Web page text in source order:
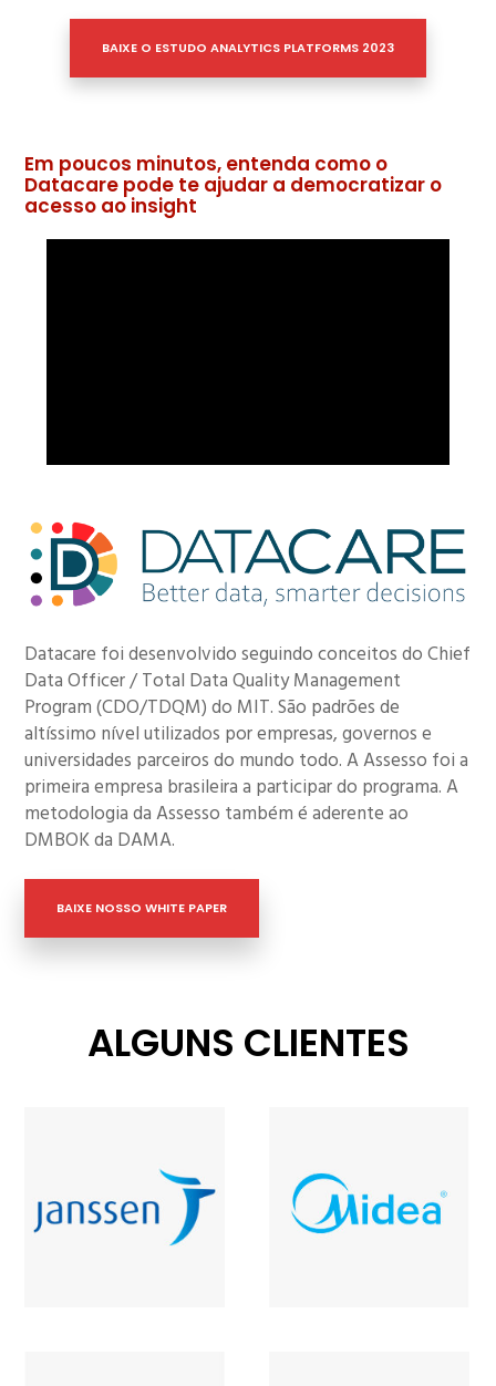
BAIXE O ESTUDO ANALYTICS PLATFORMS 2023
Em poucos minutos, entenda como o
Datacare pode te ajudar a democratizar o
acesso ao insight
Datacare foi desenvolvido seguindo conceitos do Chief
Data Officer / Total Data Quality Management
Program (CDO/TDQM) do MIT. São padrões de
altíssimo nível utilizados por empresas, governos e
universidades parceiros do mundo todo. A Assesso foi a
primeira empresa brasileira a participar do programa. A
metodologia da Assesso também é aderente ao
DMBOK da DAMA.
BAIXE NOSSO WHITE PAPER
ALGUNS CLIENTES